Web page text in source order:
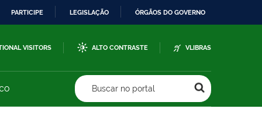
PARTICIPE LEGISLAÇÃO ÓRGÃOS DO GOVERNO
VISITORS ALTO CONTRASTE VLIBRAS
Buscar no portal